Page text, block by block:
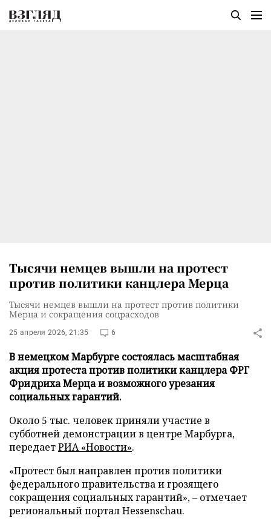
Тысячи немцев вышли на протест
против политики канцлера Мерца
Тысячи немцев вышли на протест против политики
Мерца и сокращения соцрасходов
25 апреля 2026, 21:35 6
В немецком Марбурге состоялась масштабная
акция протеста против политики канцлера ФРГ
Фридриха Мерца и возможного урезания
социальных гарантий.
Около 5 тыс. человек приняли участие в
субботней демонстрации в центре Марбурга,
передаетРИА «Новости».
«Протест был направлен против политики
федерального правительства и грозящего
сокращения социальных гарантий», – отмечает
региональный портал Hessenschau.